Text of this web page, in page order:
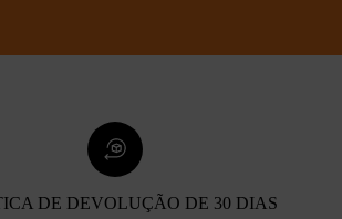
DE DEVOLUÇÃO DE 30 DIAS